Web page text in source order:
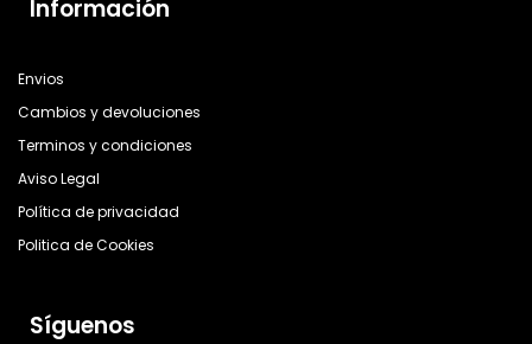
Información
Envios
Cambios y devoluciones
Terminos y condiciones
Aviso Legal
Política de privacidad
Politica de Cookies
Síguenos